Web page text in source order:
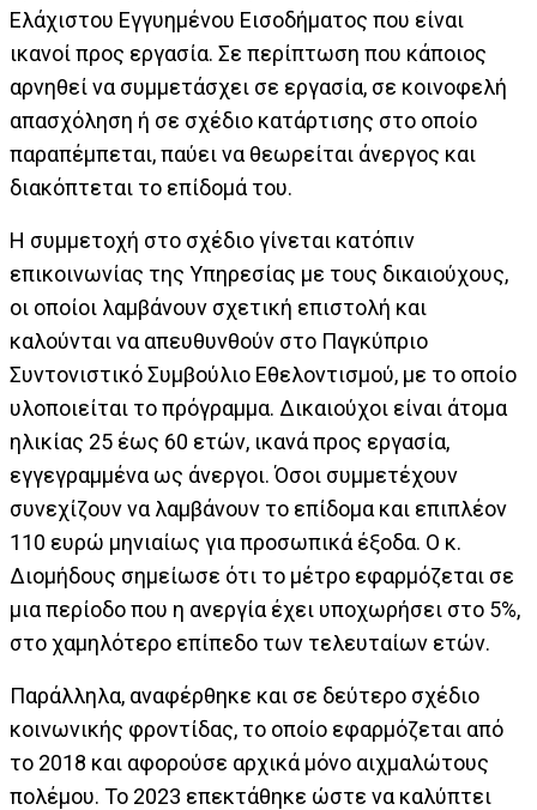
Ελάχιστου Εγγυημένου Εισοδήματος που είναι
ικανοί προς εργασία. Σε περίπτωση που κάποιος
αρνηθεί να συμμετάσχει σε εργασία, σε κοινοφελή
απασχόληση ή σε σχέδιο κατάρτισης στο οποίο
παραπέμπεται, παύει να θεωρείται άνεργος και
διακόπτεται το επίδομά του.
Η συμμετοχή στο σχέδιο γίνεται κατόπιν
επικοινωνίας της Υπηρεσίας με τους δικαιούχους,
οι οποίοι λαμβάνουν σχετική επιστολή και
καλούνται να απευθυνθούν στο Παγκύπριο
Συντονιστικό Συμβούλιο Εθελοντισμού, με το οποίο
υλοποιείται το πρόγραμμα. Δικαιούχοι είναι άτομα
ηλικίας 25 έως 60 ετών, ικανά προς εργασία,
εγγεγραμμένα ως άνεργοι. Όσοι συμμετέχουν
συνεχίζουν να λαμβάνουν το επίδομα και επιπλέον
110 ευρώ μηνιαίως για προσωπικά έξοδα. Ο κ.
Διομήδους σημείωσε ότι το μέτρο εφαρμόζεται σε
μια περίοδο που η ανεργία έχει υποχωρήσει στο 5%,
στο χαμηλότερο επίπεδο των τελευταίων ετών.
Παράλληλα, αναφέρθηκε και σε δεύτερο σχέδιο
κοινωνικής φροντίδας, το οποίο εφαρμόζεται από
το 2018 και αφορούσε αρχικά μόνο αιχμαλώτους
πολέμου. Το 2023 επεκτάθηκε ώστε να καλύπτει